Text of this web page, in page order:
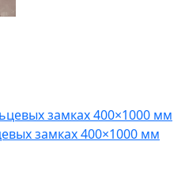
замках 400×1000 мм